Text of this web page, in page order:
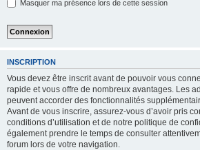
Masquer ma présence lors de cette session
INSCRIPTION
Vous devez être inscrit avant de pouvoir vous
rapide et vous offre de nombreux avantages. Les
peuvent accorder des fonctionnalités
Avant de vous inscrire, assurez-vous d’avoir pris
conditions d’utilisation et de notre politique de
également prendre le temps de consulter
forum lors de votre navigation.